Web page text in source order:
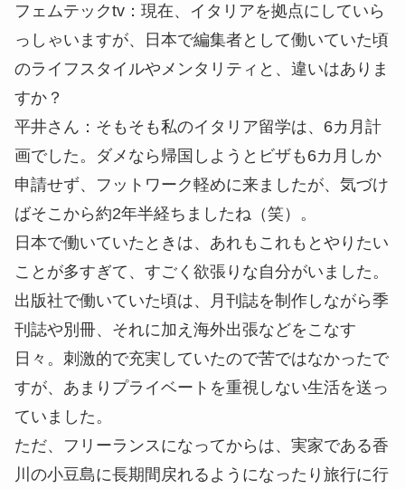
フェムテックtv： 現在、イタリアを拠点にしていら
っしゃいますが、日本で編集者として働いていた頃
のライフスタイルやメンタリティと、違いはありま
すか？
平井さん： そもそも私のイタリア留学は、6カ月計
画でした。ダメなら帰国しようとビザも6カ月しか
申請せず、フットワーク軽めに来ましたが、気づけ
ばそこから約2年半経ちましたね（笑）。
日本で働いていたときは、あれもこれもとやりたい
ことが多すぎて、すごく欲張りな自分がいました。
出版社で働いていた頃は、月刊誌を制作しながら季
刊誌や別冊、それに加え海外出張などをこなす
日々。刺激的で充実していたので苦ではなかったで
すが、あまりプライベートを重視しない生活を送っ
ていました。
ただ、フリーランスになってからは、実家である香
川の小豆島に長期間戻れるようになったり旅行に行